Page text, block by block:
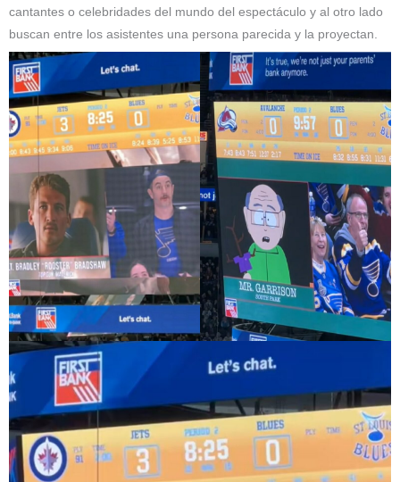
cantantes o celebridades del mundo del espectáculo y al otro lado
buscan entre los asistentes una persona parecida y la proyectan.